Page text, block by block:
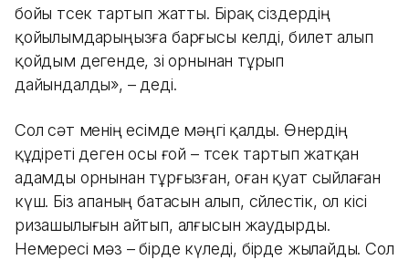
бойы төсек тартып жатты. Бірақ сіздердің
қойылымдарыңызға барғысы келді, билет алып
қойдым дегенде, өзі орнынан тұрып
дайындалды», – деді.
Сол сәт менің есімде мәңгі қалды. Өнердің
құдіреті деген осы ғой – төсек тартып жатқан
адамды орнынан тұрғызған, оған қуат сыйлаған
күш. Біз апаның батасын алып, сөйлестік, ол кісі
ризашылығын айтып, алғысын жаудырды.
Немересі мәз – бірде күледі, бірде жылайды. Сол